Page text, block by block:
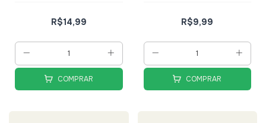
R$14,99
COMPRAR
R$9,99
COMPRAR